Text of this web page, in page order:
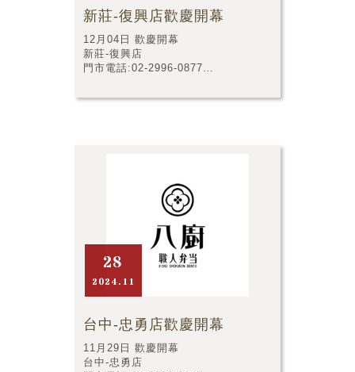
新莊-復興店歡慶開幕
12月04日 歡慶開幕
新莊-復興店
門市電話:02-2996-0877
28
2024.11
台中-忠勇店歡慶開幕
11月29日 歡慶開幕
台中-忠勇店